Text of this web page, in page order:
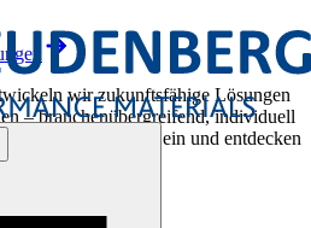
wir zukunftsfähige Lösungen
– branchenübergreifend, individuell
Tiefe. Tauchen Sie ein und entdecken